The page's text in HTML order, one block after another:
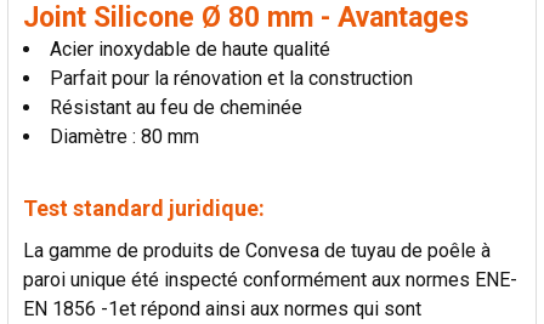
LA
SÉLECTION
AU PANIER
Joint Silicone Ø 80 mm - Avantages
Acier inoxydable de haute qualité
Parfait pour la rénovation et la construction
Résistant au feu de cheminée
Diamètre : 80 mm
Test standard juridique:
La gamme de produits de Convesa de tuyau de poêle à
paroi unique été inspecté conformément aux normes ENE-
EN 1856 -1et répond ainsi aux normes qui sont